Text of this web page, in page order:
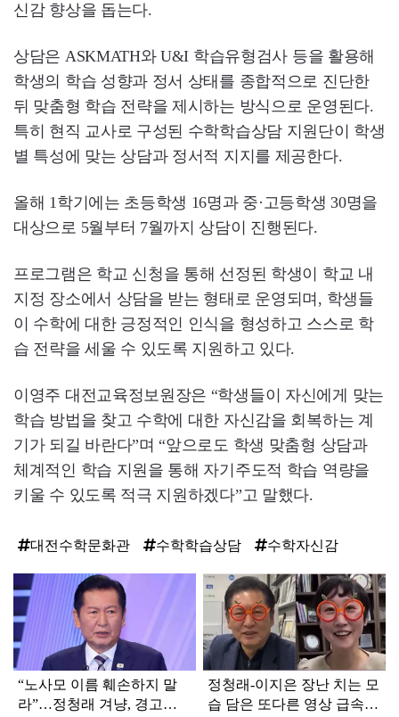
신감 향상을 돕는다.
상담은 ASKMATH와 U&I 학습유형검사 등을 활용해
학생의 학습 성향과 정서 상태를 종합적으로 진단한
뒤 맞춤형 학습 전략을 제시하는 방식으로 운영된다.
특히 현직 교사로 구성된 수학학습상담 지원단이 학생
별 특성에 맞는 상담과 정서적 지지를 제공한다.
올해 1학기에는 초등학생 16명과 중·고등학생 30명을
대상으로 5월부터 7월까지 상담이 진행된다.
프로그램은 학교 신청을 통해 선정된 학생이 학교 내
지정 장소에서 상담을 받는 형태로 운영되며, 학생들
이 수학에 대한 긍정적인 인식을 형성하고 스스로 학
습 전략을 세울 수 있도록 지원하고 있다.
이영주 대전교육정보원장은 “학생들이 자신에게 맞는
학습 방법을 찾고 수학에 대한 자신감을 회복하는 계
기가 되길 바란다”며 “앞으로도 학생 맞춤형 상담과
체계적인 학습 지원을 통해 자기주도적 학습 역량을
키울 수 있도록 적극 지원하겠다”고 말했다.
대전수학문화관 수학학습상담 수학자신감
탑
라
인
“노사모 이름 훼손하지 말
라”…정청래 겨냥, 경고장
정청래-이지은 장난 치는 모
습 담은 또다른 영상 급속